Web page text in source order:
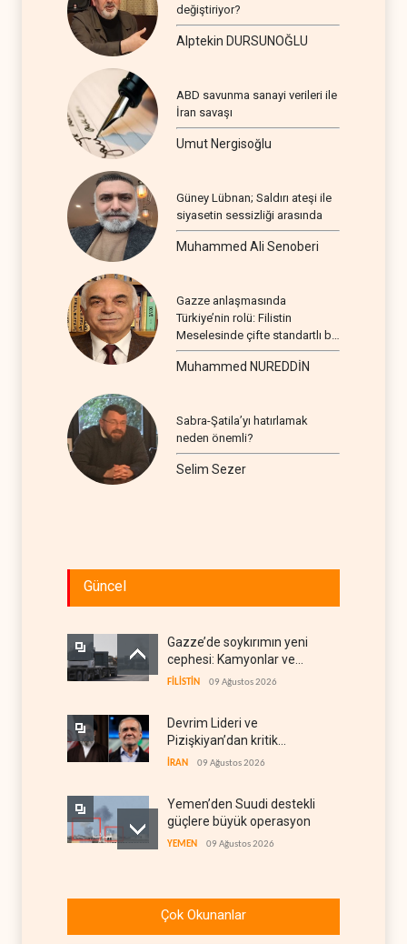
değiştiriyor?
Alptekin DURSUNOĞLU
ABD savunma sanayi verileri ile
İran savaşı
Umut Nergisoğlu
Güney Lübnan; Saldırı ateşi ile
siyasetin sessizliği arasında
Muhammed Ali Senoberi
Gazze anlaşmasında
Türkiye’nin rolü: Filistin
Meselesinde çifte standartlı bir
seyir
Muhammed NUREDDİN
Sabra-Şatila’yı hatırlamak
neden önemli?
Selim Sezer
Güncel
Gazze’de soykırımın yeni
cephesi: Kamyonlar ve
sürücüler de hedefte
FİLİSTİN 09 Ağustos 2026
Devrim Lideri ve
Pizişkiyan’dan kritik
görüşme
İRAN 09 Ağustos 2026
Yemen’den Suudi destekli
güçlere büyük operasyon
YEMEN 09 Ağustos 2026
hamlesi
Çok Okunanlar